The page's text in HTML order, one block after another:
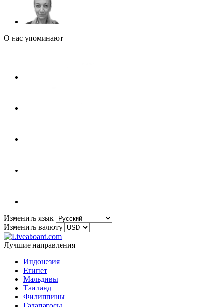
О нас упоминают
Изменить язык
Изменить валюту
Лучшие направления
Индонезия
Египет
Мальдивы
Таиланд
Филиппины